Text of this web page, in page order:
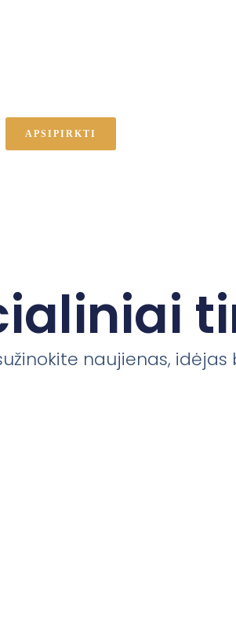
APSIPIRKTI
naujienas,